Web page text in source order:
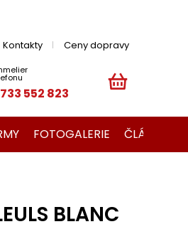
552 823
Kontakty Ceny dopravy
KOŠÍK
FOTOGALERIE ČLÁNKY O
BLANC